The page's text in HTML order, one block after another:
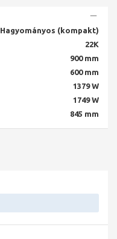
Hagyományos (kompakt)
22K
900 mm
600 mm
1379 W
1749 W
845 mm